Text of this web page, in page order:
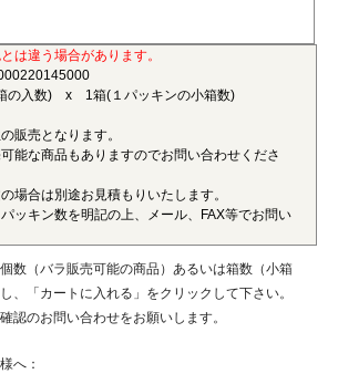
ベースポリマーとし、ガラス繊維50%で
ンジニアリングプラスチックです。エン
い強度・弾性率を有し、耐油性や耐熱性
、金属の代替材料として自動車等輸送機
密機械部品、電気・電子機器部品、土木
られています。
ルケトン(PEEK)
能を有するスーパーエンジニアリング
エンプラのなかでも最高レベルの耐薬品
耐摩耗性、耐燃性、耐加水分解性にも優
は違う場合があります。
の入数) x 1箱(１パッキンの小箱数)
販売となります。
能な商品もありますのでお問い合わせくださ
場合は別途お見積もりいたします。
ッキン数を明記の上、メール、FAX等でお問い
数（バラ販売可能の商品）あるいは箱数（小箱
、「カートに入れる」をクリックして下さい。
認のお問い合わせをお願いします。
へ：